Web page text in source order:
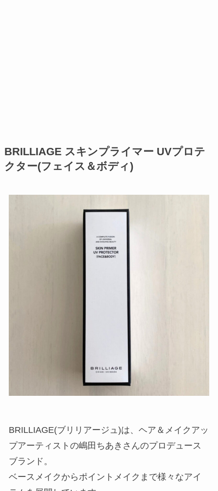
BRILLIAGE スキンプライマー UVプロテ
クター(フェイス＆ボディ)
BRILLIAGE(ブリリアージュ)は、ヘア＆メイクアッ
プアーティストの嶋田ちあきさんのプロデュース
ブランド。
ベースメイクからポイントメイクまで様々なアイ